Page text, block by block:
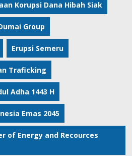
Korupsi Dana Hibah Siak
Group
Erupsi Semeru
Traficking
Adha 1443 H
Emas 2045
of Energy and Recources